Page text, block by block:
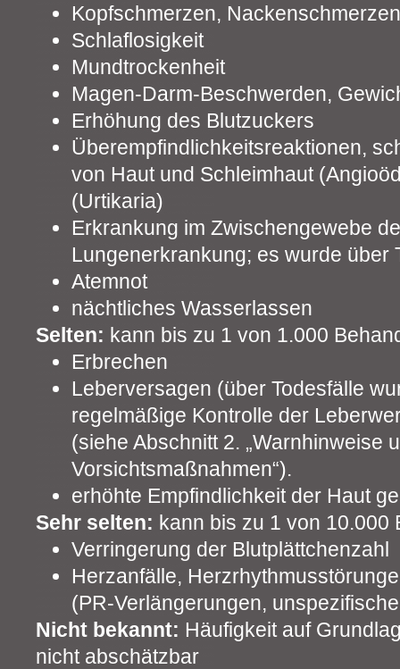
Kopfschmerzen,
Schlaflosigkeit
Mundtrockenheit
Magen-Darm-Beschwerden,
Erhöhung des Blutzuckers
Überempfindlichkeitsreaktionen,
von Haut und Schleimhaut
(Urtikaria)
Erkrankung im Zwischengewebe
Lungenerkrankung; es wurde über
Atemnot
nächtliches Wasserlassen
Selten: kann bis zu 1 von 1.000
Erbrechen
Leberversagen (über Todesfälle
regelmäßige Kontrolle der
(siehe Abschnitt 2. „Warnhinweise
Vorsichtsmaßnahmen“).
erhöhte Empfindlichkeit der Haut
Sehr selten: kann bis zu 1 von 10.000
Verringerung der Blutplättchenzahl
Herzanfälle,
(PR-Verlängerungen,
Nicht bekannt: Häufigkeit auf
nicht abschätzbar